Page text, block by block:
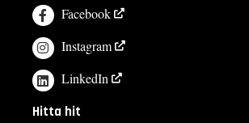
Facebook
Instagram
LinkedIn
Hitta hit